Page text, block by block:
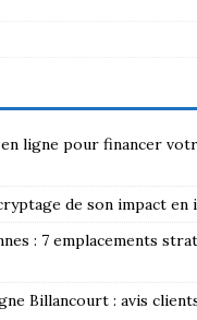
ligne pour financer
de son impact en
: 7 emplacements
Billancourt : avis